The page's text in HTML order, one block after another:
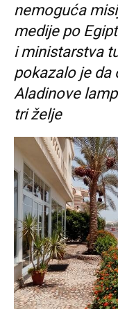
nemoguća
medije po
i ministarstva
pokazalo je da
Aladinove
tri želje